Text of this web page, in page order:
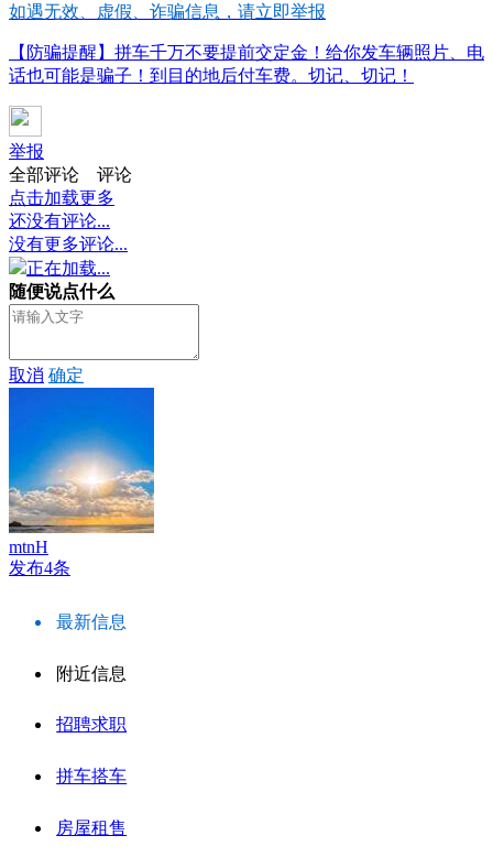
如遇无效、虚假、诈骗信息，请立即举报
【防骗提醒】拼车千万不要提前交定金！给你发车辆照片、电
话也可能是骗子！到目的地后付车费。切记、切记！
举报
全部评论
评论
点击加载更多
还没有评论...
没有更多评论...
正在加载...
随便说点什么
取消 确定
mtnH
发布4条
最新信息
附近信息
招聘求职
拼车搭车
房屋租售